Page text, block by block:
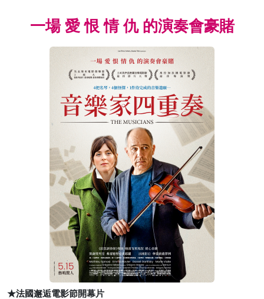
一場 愛 恨 情 仇 的演奏會豪賭
★法國邂逅電影節開幕片